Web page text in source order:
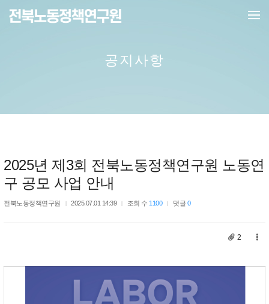
메뉴 건너뛰기
공지사항
2025년 제3회 전북노동정책연구원 노동연
구 공모 사업 안내
전북노동정책연구원 2025.07.01 14:39 조회 수 1100 댓글 0
2